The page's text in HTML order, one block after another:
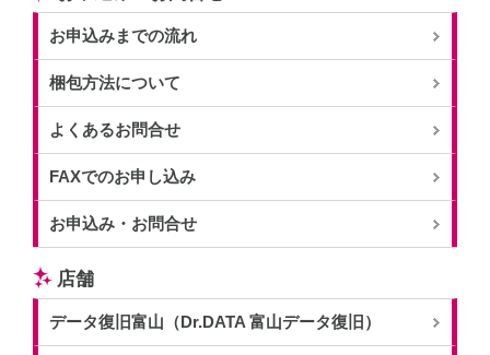
お申込みまでの流れ
梱包方法について
よくあるお問合せ
FAXでのお申し込み
お申込み・お問合せ
店舗
データ復旧富山（Dr.DATA 富山データ復旧）